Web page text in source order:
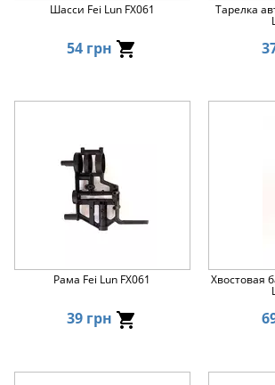
Шасси Fei Lun FX061
54 грн
Тарелка
Рама Fei Lun FX061
39 грн
Хвостовая